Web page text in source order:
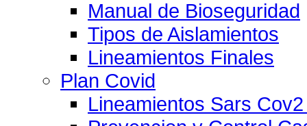
Manual de Bioseguridad
Tipos de Aislamientos
Lineamientos Finales
Plan Covid
Lineamientos Sars